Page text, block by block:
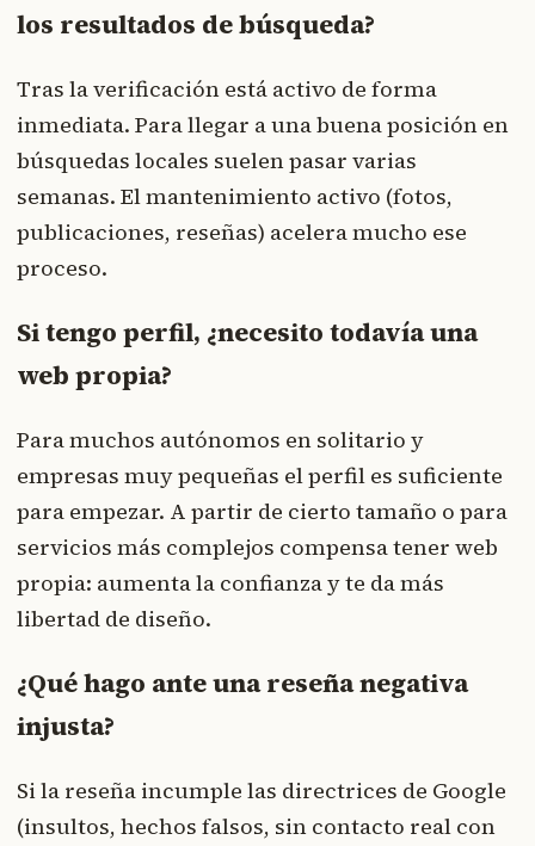
los resultados de búsqueda?
Tras la verificación está activo de forma
inmediata. Para llegar a una buena posición en
búsquedas locales suelen pasar varias
semanas. El mantenimiento activo (fotos,
publicaciones, reseñas) acelera mucho ese
proceso.
Si tengo perfil, ¿necesito todavía una
web propia?
Para muchos autónomos en solitario y
empresas muy pequeñas el perfil es suficiente
para empezar. A partir de cierto tamaño o para
servicios más complejos compensa tener web
propia: aumenta la confianza y te da más
libertad de diseño.
¿Qué hago ante una reseña negativa
injusta?
Si la reseña incumple las directrices de Google
(insultos, hechos falsos, sin contacto real con